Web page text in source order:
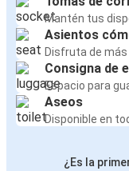
Mantén tus
Asientos
Disfruta de
Consigna de
Espacio para
Aseos
Disponible en
¿Es la